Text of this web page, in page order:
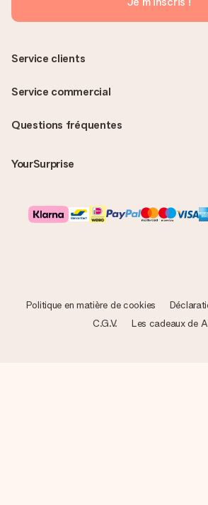
Questions fréquentes
YourSurprise
Service clients
Service commercial
Politique en matière de cookies
C.G.V.
Les cadeaux de